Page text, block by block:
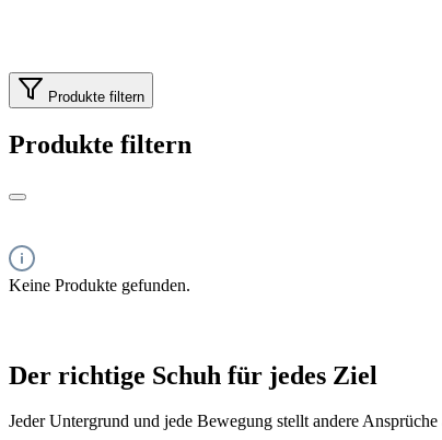
Produkte filtern
Produkte filtern
Keine Produkte gefunden.
Der richtige Schuh für jedes Ziel
Jeder Untergrund und jede Bewegung stellt andere